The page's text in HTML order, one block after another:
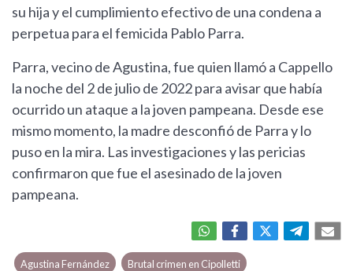
su hija y el cumplimiento efectivo de una condena a
perpetua para el femicida Pablo Parra.
Parra, vecino de Agustina, fue quien llamó a Cappello
la noche del 2 de julio de 2022 para avisar que había
ocurrido un ataque a la joven pampeana. Desde ese
mismo momento, la madre desconfió de Parra y lo
puso en la mira. Las investigaciones y las pericias
confirmaron que fue el asesinado de la joven
pampeana.
Agustina Fernández
Brutal crimen en Cipolletti